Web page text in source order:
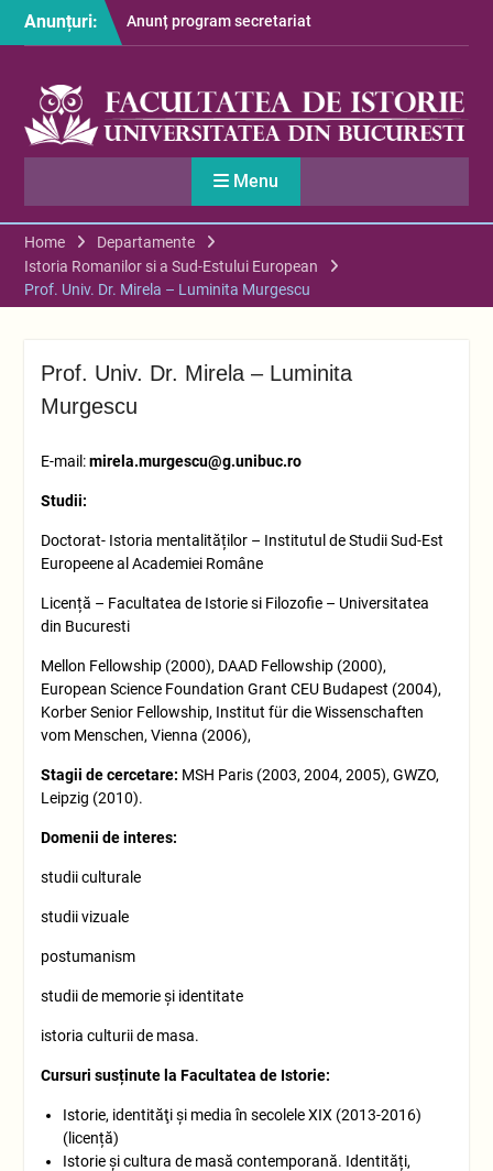
Anunțuri:
Anunț program secretariat
– luna august
2026
S-au afișat informațiile
despre cazarea studenților
în anul universitar 2026-
Menu
Home
Departamente
Istoria Romanilor si a Sud-Estului European
Prof. Univ. Dr. Mirela – Luminita Murgescu
Prof. Univ. Dr. Mirela – Luminita
Murgescu
E-mail:mirela.murgescu@g.unibuc.ro
Studii:
Doctorat- Istoria mentalităților – Institutul de Studii Sud-Est
Europeene al Academiei Române
Licență – Facultatea de Istorie si Filozofie – Universitatea
din Bucuresti
Mellon Fellowship (2000), DAAD Fellowship (2000),
European Science Foundation Grant CEU Budapest (2004),
Korber Senior Fellowship, Institut für die Wissenschaften
vom Menschen, Vienna (2006),
Stagii de cercetare: MSH Paris (2003, 2004, 2005), GWZO,
Leipzig (2010).
Domenii de interes:
studii culturale
studii vizuale
postumanism
studii de memorie și identitate
istoria culturii de masa.
Cursuri susținute la Facultatea de Istorie:
Istorie, identităţi şi media în secolele XIX (2013-2016)
(licență)
Istorie și cultura de masă contemporană. Identități,